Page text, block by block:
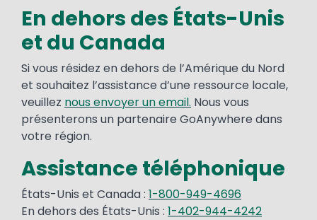
En dehors des États-Unis
et du Canada
Si vous résidez en dehors de l’Amérique du Nord
et souhaitez l’assistance d’une ressource locale,
veuillez nous envoyer un email. Nous vous
présenterons un partenaire GoAnywhere dans
votre région.
Assistance téléphonique
États-Unis et Canada : 1-800-949-4696
En dehors des États-Unis : 1-402-944-4242